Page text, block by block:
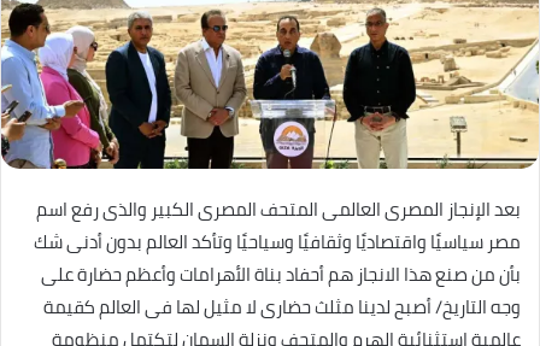
بعد الإنجاز المصرى العالمى المتحف المصرى الكبير والذى رفع اسم
مصر سياسيًا واقتصاديًا وثقافيًا وسياحيًا وتأكد العالم بدون أدنى شك
بأن من صنع هذا الانجاز هم أحفاد بناة الأهرامات وأعظم حضارة على
وجه التاريخ/ أصبح لدينا مثلث حضارى لا مثيل لها فى العالم كقيمة